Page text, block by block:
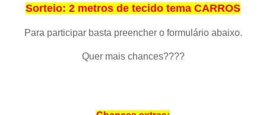
Sorteio: 2 metros de tecido tema CARROS
Para participar basta preencher o formulário abaixo.
Quer mais chances????